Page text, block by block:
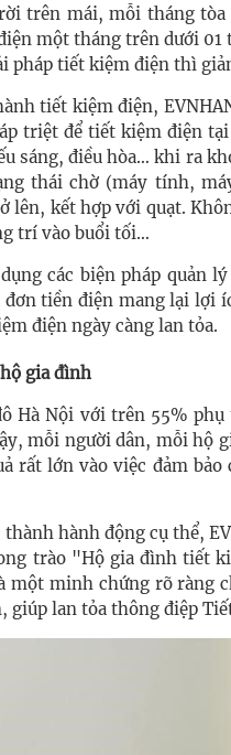
trên mái, mỗi tháng
một tháng trên dưới 01
pháp tiết kiệm điện thì
tiết kiệm điện,
triệt để tiết kiệm điện
sáng, điều hòa… khi ra
thái chờ (máy tính,
lên, kết hợp với quạt.
trí vào buổi tối…
các biện pháp quản
tiền điện mang lại lợi
điện ngày càng lan tỏa.
gia đình
Hà Nội với trên 55%
mỗi người dân, mỗi hộ
rất lớn vào việc đảm
hành động cụ thể,
trào "Hộ gia đình tiết
một minh chứng rõ ràng
giúp lan tỏa thông điệp